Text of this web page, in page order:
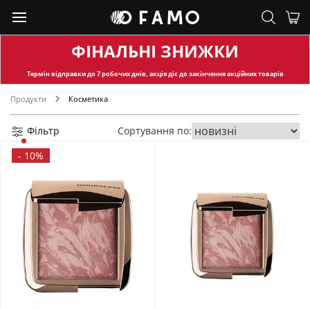
ФІНАЛЬНІ ЗНИЖКИ
Термін відправкидо 7 робочих днів, акція діє до закінчення акційних товарів
Продукти Косметика
Фільтр
Сортування по:
- 10%